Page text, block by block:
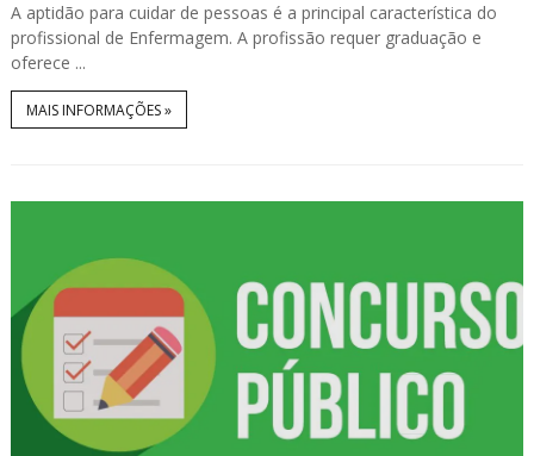
A aptidão para cuidar de pessoas é a principal característica do
profissional de Enfermagem. A profissão requer graduação e
oferece ...
MAIS INFORMAÇÕES »